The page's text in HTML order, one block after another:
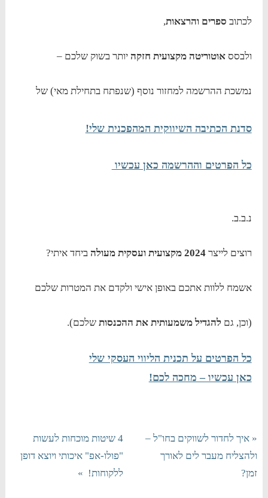
לכתוב ספרים והרצאות,
ולבססאוטוריטה מקצועית חזקה יותר בשוק שלכם –
נמשכת ההרשמה למחזור נוסף (שנפתח בתחילת מאי) של
סדנת הכתיבה השיווקית המהפכנית שלי!
כל הפרטים וההרשמה כאן עכשיו
נ.ב.ב.
רוצים לייצר2024 מקצועית ועסקית מעולה ביחד איתי?
אשמח ללוות אתכם באופן אישי ולקדם את המטרות שלכם
(וכן, גם להגדיל משמעותית את ההכנסות שלכם).
כל הפרטים על תכנית הליווי העסקי שלי
כאן עכשיו – מחכה לכם!
« איך לחדור לשווקים בחו"ל –
ולהצליח מעבר לים לאורך
זמן?
4 שיטות מוכחות לעשות
"פולו-אפ" איכותי ויוצא דופן
ללקוחות! »